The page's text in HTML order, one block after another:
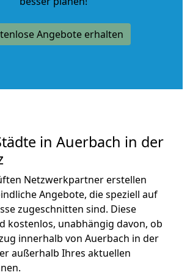
Angebote erhalten
in Auerbach in der
Netzwerkpartner erstellen
Angebote, die speziell auf
zugeschnitten sind. Diese
kostenlos, unabhängig davon, ob
innerhalb von Auerbach in der
außerhalb Ihres aktuellen